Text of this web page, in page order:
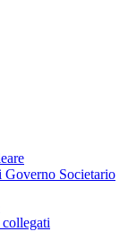
Societario